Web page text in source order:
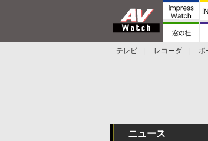
テレビ レコーダ ポ
ニュース